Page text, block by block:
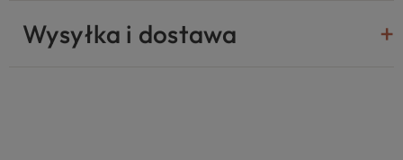
Wysyłka i dostawa